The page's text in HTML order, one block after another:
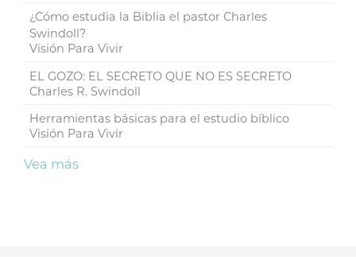
¿Cómo estudia la Biblia el pastor Charles
Swindoll?
Visión Para Vivir
EL GOZO: EL SECRETO QUE NO ES SECRETO
Charles R. Swindoll
Herramientas básicas para el estudio bíblico
Visión Para Vivir
Vea más